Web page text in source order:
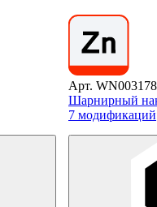
Арт.
Шарнирный
7 модификаций